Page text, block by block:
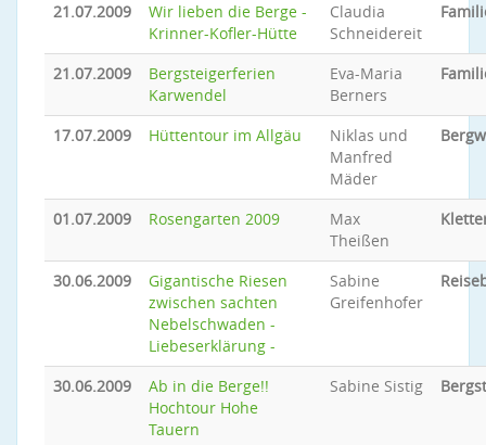
21.07.2009
Wir lieben die Berge -
Krinner-Kofler-Hütte
Claudia
Schneidereit
21.07.2009
Bergsteigerferien
Karwendel
Eva-Maria
Berners
17.07.2009 Hüttentour im Allgäu
Niklas und
Manfred
Mäder
01.07.2009 Rosengarten 2009
Max
Theißen
30.06.2009
Gigantische Riesen
zwischen sachten
Nebelschwaden -
Liebeserklärung -
Sabine
Greifenhofer
30.06.2009
Ab in die Berge!!
Hochtour Hohe
Tauern
Sabine Sistig